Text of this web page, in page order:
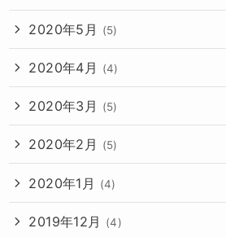
2020年5月 (5)
2020年4月 (4)
2020年3月 (5)
2020年2月 (5)
2020年1月 (4)
2019年12月 (4)